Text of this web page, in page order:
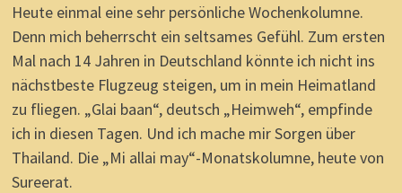
Heute einmal eine sehr persönliche Wochenkolumne.
Denn mich beherrscht ein seltsames Gefühl. Zum ersten
Mal nach 14 Jahren in Deutschland könnte ich nicht ins
nächstbeste Flugzeug steigen, um in mein Heimatland
zu fliegen. „Glai baan“, deutsch „Heimweh“, empfinde
ich in diesen Tagen. Und ich mache mir Sorgen über
Thailand. Die „Mi allai may“-Monatskolumne, heute von
Sureerat.